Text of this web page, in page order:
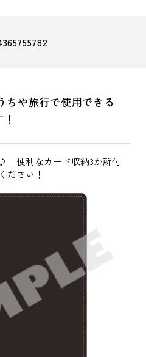
ちや旅行で使用できる
便利なカード収納3か所付
ださい！